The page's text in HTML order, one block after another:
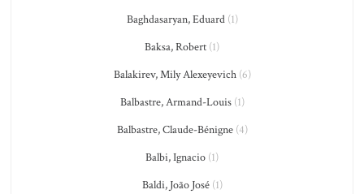
Baghdasaryan, Eduard(1)
Baksa, Robert (1)
Balakirev, Mily Alexeyevich(6)
Balbastre, Armand-Louis(1)
Balbastre, Claude-Bénigne(4)
Balbi, Ignacio (1)
Baldi, João José(1)